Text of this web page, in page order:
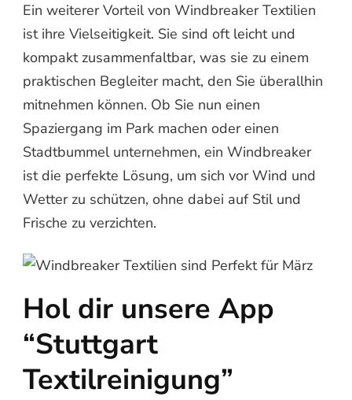
Ein weiterer Vorteil von Windbreaker Textilien
ist ihre Vielseitigkeit. Sie sind oft leicht und
kompakt zusammenfaltbar, was sie zu einem
praktischen Begleiter macht, den Sie überallhin
mitnehmen können. Ob Sie nun einen
Spaziergang im Park machen oder einen
Stadtbummel unternehmen, ein Windbreaker
ist die perfekte Lösung, um sich vor Wind und
Wetter zu schützen, ohne dabei auf Stil und
Frische zu verzichten.
Hol dir unsere App
“Stuttgart
Textilreinigung”